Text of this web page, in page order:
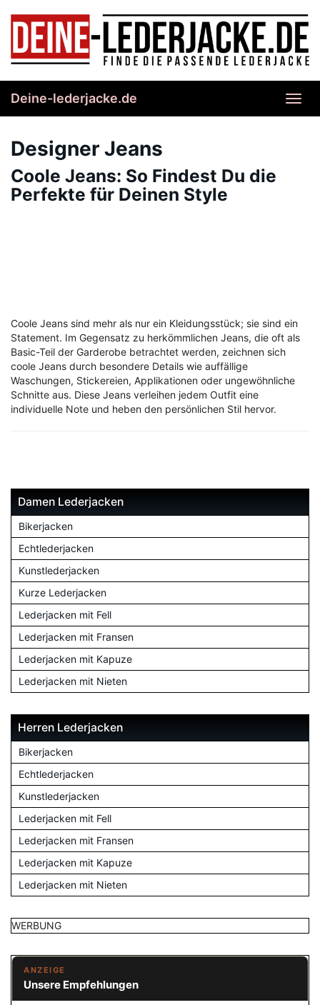
content
Deine-lederjacke.de
Designer Jeans
Coole Jeans: So Findest Du die
Perfekte für Deinen Style
Coole Jeans sind mehr als nur ein Kleidungsstück; sie sind ein
Statement. Im Gegensatz zu herkömmlichen Jeans, die oft als
Basic-Teil der Garderobe betrachtet werden, zeichnen sich
coole Jeans durch besondere Details wie auffällige
Waschungen, Stickereien, Applikationen oder ungewöhnliche
Schnitte aus. Diese Jeans verleihen jedem Outfit eine
individuelle Note und heben den persönlichen Stil hervor.
Damen Lederjacken
Bikerjacken
Echtlederjacken
Kunstlederjacken
Kurze Lederjacken
Lederjacken mit Fell
Lederjacken mit Fransen
Lederjacken mit Kapuze
Lederjacken mit Nieten
Herren Lederjacken
Bikerjacken
Echtlederjacken
Kunstlederjacken
Lederjacken mit Fell
Lederjacken mit Fransen
Lederjacken mit Kapuze
Lederjacken mit Nieten
WERBUNG
ANZEIGE
Unsere Empfehlungen